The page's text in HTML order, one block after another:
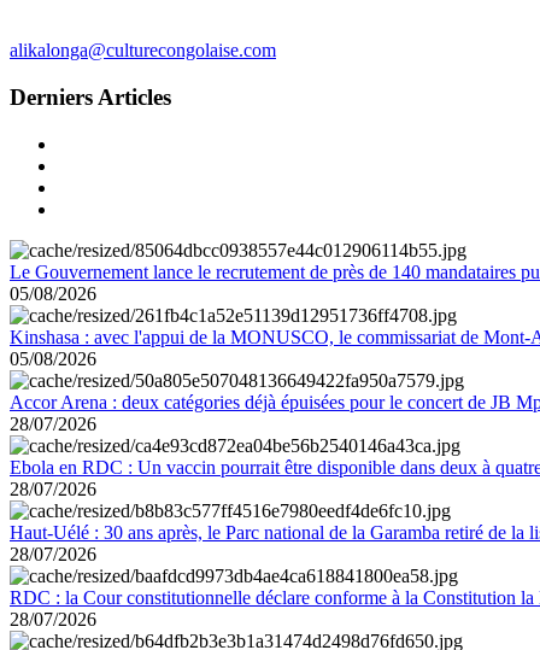
alikalonga@culturecongolaise.com
Derniers Articles
Le Gouvernement lance le recrutement de près de 140 mandataires
05/08/2026
Kinshasa : avec l'appui de la MONUSCO, le commissariat de Mont-
05/08/2026
Accor Arena : deux catégories déjà épuisées pour le concert de JB
28/07/2026
Ebola en RDC : Un vaccin pourrait être disponible dans deux à
28/07/2026
Haut-Uélé : 30 ans après, le Parc national de la Garamba retiré de la
28/07/2026
RDC : la Cour constitutionnelle déclare conforme à la Constitution la
28/07/2026